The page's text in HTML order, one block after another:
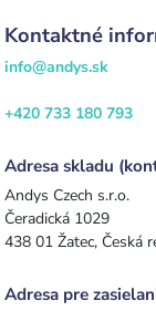
Kontaktné
info@andys.sk
+420 733 180 793
Adresa skladu
Andys Czech s.r.o.
Čeradická 1029
438 01 Žatec, Česká
Adresa pre